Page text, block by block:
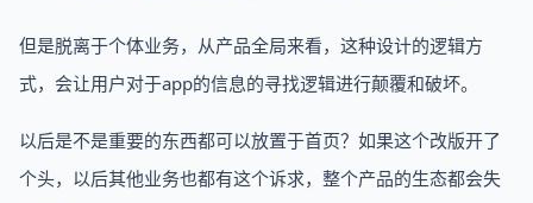
但是脱离于个体业务，从产品全局来看，这种设计的逻辑方
式，会让用户对于app的信息的寻找逻辑进行颠覆和破坏。
以后是不是重要的东西都可以放置于首页？如果这个改版开了
个头，以后其他业务也都有这个诉求，整个产品的生态都会失